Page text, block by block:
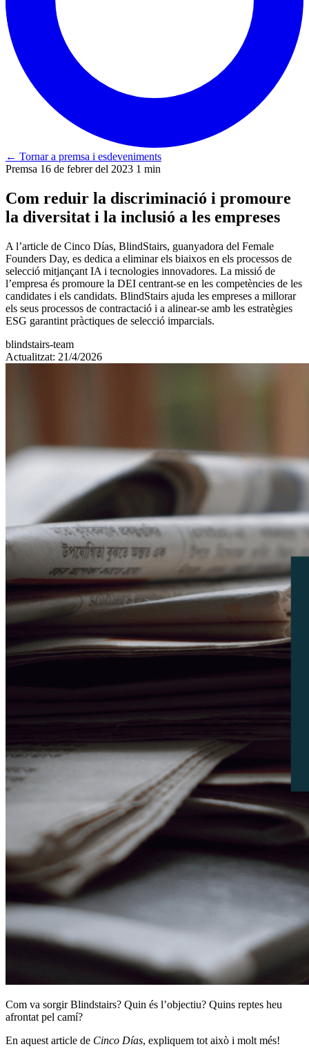
← Tornar a premsa i esdeveniments
Premsa 16 de febrer del 2023 1 min
Com reduir la discriminació i promoure
la diversitat i la inclusió a les empreses
A l’article de Cinco Días, BlindStairs, guanyadora del Female
Founders Day, es dedica a eliminar els biaixos en els processos de
selecció mitjançant IA i tecnologies innovadores. La missió de
l’empresa és promoure la DEI centrant-se en les competències de les
candidates i els candidats. BlindStairs ajuda les empreses a millorar
els seus processos de contractació i a alinear-se amb les estratègies
ESG garantint pràctiques de selecció imparcials.
blindstairs-team
Actualitzat: 21/4/2026
Com va sorgir Blindstairs? Quin és l’objectiu? Quins reptes heu
afrontat pel camí?
En aquest article de Cinco Días, expliquem tot això i molt més!